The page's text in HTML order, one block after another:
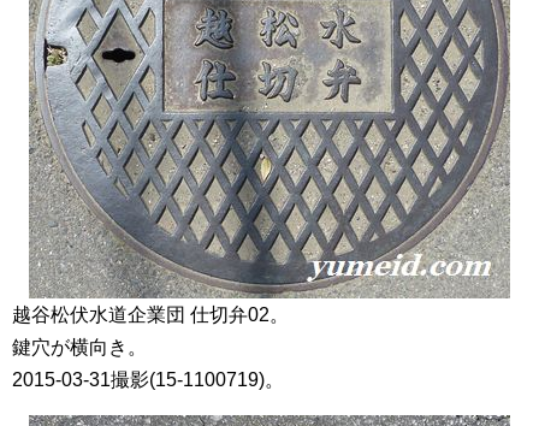
越谷松伏水道企業団 仕切弁02。
鍵穴が横向き。
2015-03-31撮影(15-1100719)。